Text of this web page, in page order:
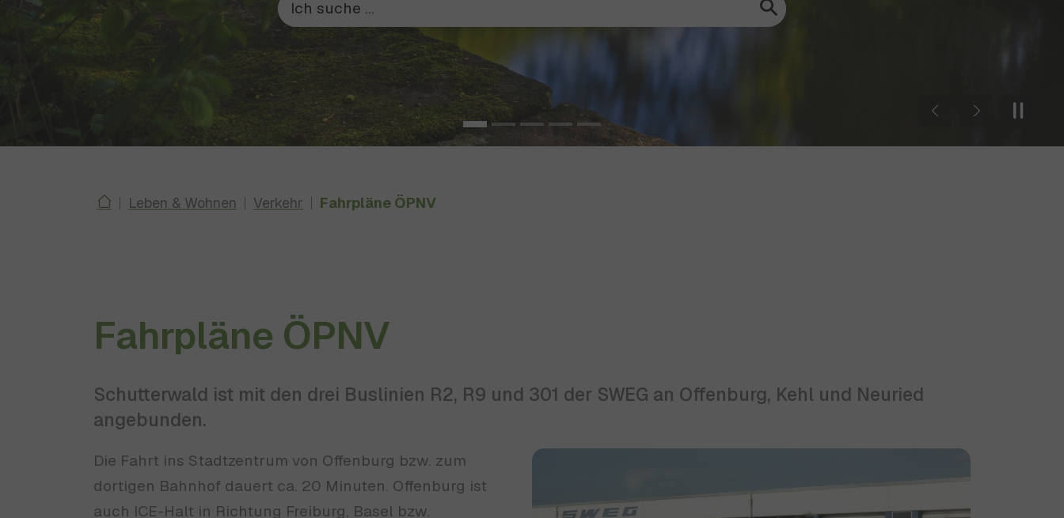
Langhurst
Rathaus2
PreviousNext
Leben & Wohnen Verkehr Fahrpläne ÖPNV
Fahrpläne ÖPNV
Schutterwald ist mit den drei Buslinien R2, R9 und 301 der SWEG an Offenburg, Kehl und Neuried
angebunden.
Show larger version for:
Die Fahrt ins Stadtzentrum von Offenburg bzw. zum
dortigen Bahnhof dauert ca. 20 Minuten. Offenburg ist
auch ICE-Halt in Richtung Freiburg, Basel bzw.